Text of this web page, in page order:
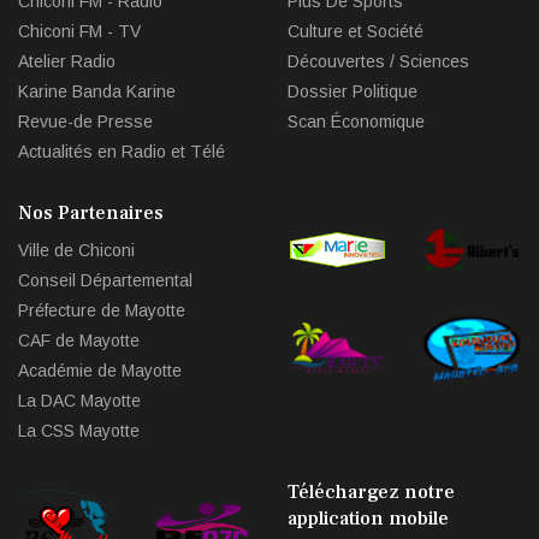
d'un entrepreneuriat
CULTURE ET SOCIÉTÉ
L'association Marovoanio
et Reska NI Kalamu pour la
Langue KIBOSI
Chiconi FM - TV
Atelier Radio
Karine Banda Karine
Revue-de Presse
Actualités en Radio et Télé
Culture et Société
Découvertes / Sciences
Dossier Politique
Scan Économique
Nos Partenaires
Ville de Chiconi
Conseil Départemental
Préfecture de Mayotte
CAF de Mayotte
Académie de Mayotte
La DAC Mayotte
La CSS Mayotte
Téléchargez notre
application mobile